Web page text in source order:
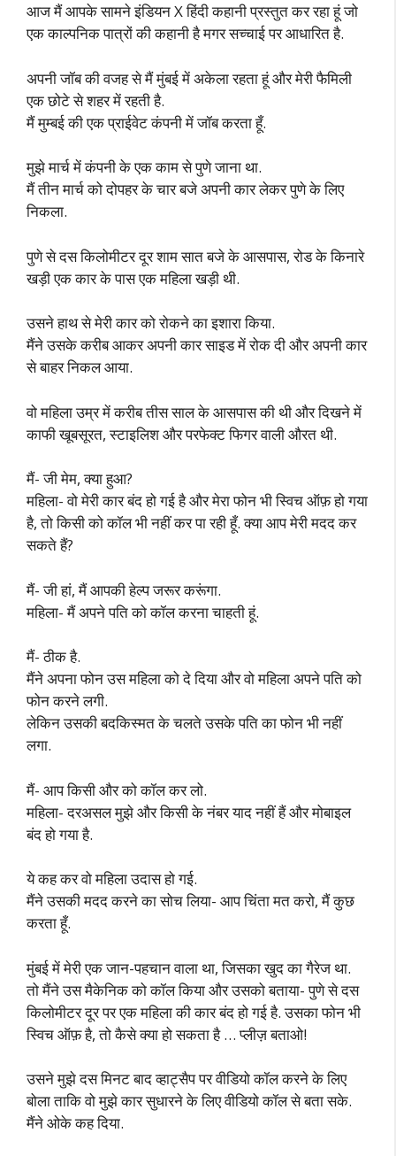
आज मैं आपके सामने इंडियन X हिंदी कहानी प्रस्तुत कर रहा हूं जो
एक काल्पनिक पात्रों की कहानी है मगर सच्चाई पर आधारित है.
अपनी जॉब की वजह से मैं मुंबई में अकेला रहता हूं और मेरी फैमिली
एक छोटे से शहर में रहती है.
मैं मुम्बई की एक प्राईवेट कंपनी में जॉब करता हूँ.
मुझे मार्च में कंपनी के एक काम से पुणे जाना था.
मैं तीन मार्च को दोपहर के चार बजे अपनी कार लेकर पुणे के लिए
निकला.
पुणे से दस किलोमीटर दूर शाम सात बजे के आसपास, रोड के किनारे
खड़ी एक कार के पास एक महिला खड़ी थी.
उसने हाथ से मेरी कार को रोकने का इशारा किया.
मैंने उसके करीब आकर अपनी कार साइड में रोक दी और अपनी कार
से बाहर निकल आया.
वो महिला उम्र में करीब तीस साल के आसपास की थी और दिखने में
काफी खूबसूरत, स्टाइलिश और परफेक्ट फिगर वाली औरत थी.
मैं- जी मेम, क्या हुआ?
महिला- वो मेरी कार बंद हो गई है और मेरा फोन भी स्विच ऑफ़ हो गया
है, तो किसी को कॉल भी नहीं कर पा रही हूँ. क्या आप मेरी मदद कर
सकते हैं?
मैं- जी हां, मैं आपकी हेल्प जरूर करूंगा.
महिला- मैं अपने पति को कॉल करना चाहती हूं.
मैं- ठीक है.
मैंने अपना फोन उस महिला को दे दिया और वो महिला अपने पति को
फोन करने लगी.
लेकिन उसकी बदकिस्मत के चलते उसके पति का फोन भी नहीं
लगा.
मैं- आप किसी और को कॉल कर लो.
महिला- दरअसल मुझे और किसी के नंबर याद नहीं हैं और मोबाइल
बंद हो गया है.
ये कह कर वो महिला उदास हो गई.
मैंने उसकी मदद करने का सोच लिया- आप चिंता मत करो, मैं कुछ
करता हूँ.
मुंबई में मेरी एक जान-पहचान वाला था, जिसका खुद का गैरेज था.
तो मैंने उस मैकेनिक को कॉल किया और उसको बताया- पुणे से दस
किलोमीटर दूर पर एक महिला की कार बंद हो गई है. उसका फोन भी
स्विच ऑफ़ है, तो कैसे क्या हो सकता है … प्लीज़ बताओ!
उसने मुझे दस मिनट बाद व्हाट्सैप पर वीडियो कॉल करने के लिए
बोला ताकि वो मुझे कार सुधारने के लिए वीडियो कॉल से बता सके.
मैंने ओके कह दिया.